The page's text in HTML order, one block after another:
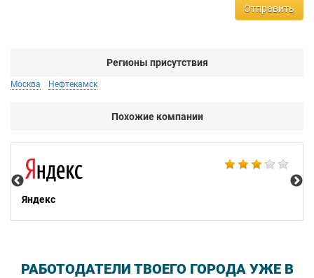
Отправить
Регионы присутствия
Москва Нефтекамск
Похожие компании
Яндекс
РАБОТОДАТЕЛИ ТВОЕГО ГОРОДА УЖЕ В